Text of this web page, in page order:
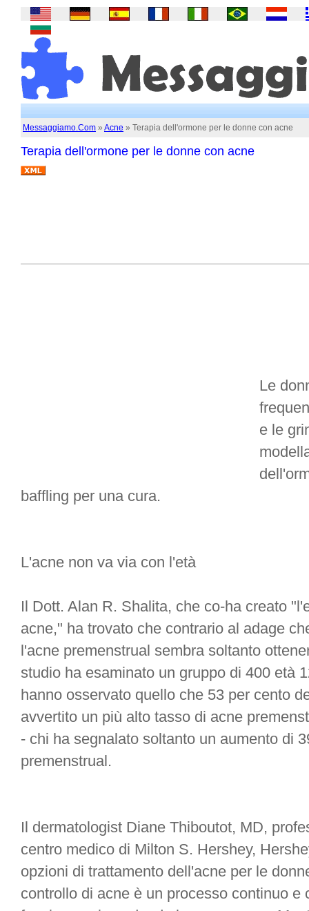
Messaggiamo.Com » Acne » Terapia dell'ormone per le donne con acne
Terapia dell'ormone per le donne con acne
Le
e le
baffling per una cura.
L'acne non va via con l'età
Il Dott. Alan R. Shalita, che co-ha creato
acne," ha trovato che contrario al adage
l'acne premenstrual sembra soltanto
studio ha esaminato un gruppo di 400 età
hanno osservato quello che 53 per cento
avvertito un più alto tasso di acne
- chi ha segnalato soltanto un aumento di
premenstrual.
Il dermatologist Diane Thiboutot, MD,
centro medico di Milton S. Hershey,
opzioni di trattamento dell'acne per le
controllo di acne è un processo continuo e